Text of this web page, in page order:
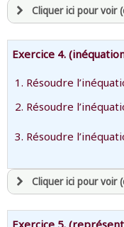
Cliquer ici pour voir
avoir une
connecté au
revenir à la page
la page
ou consulterle plan
Exercice 4.
Résoudre
Résoudre
Résoudre
Cliquer ici pour voir
avoir une
Exercice 5.